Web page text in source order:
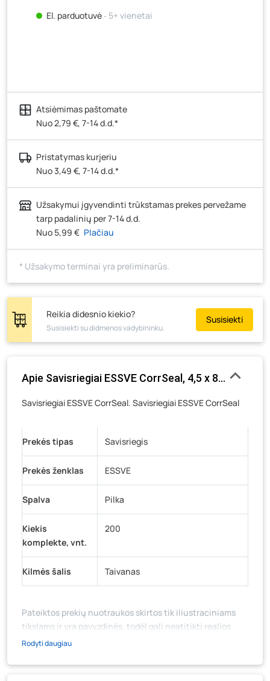
El. parduotuvė‐ 5+ vienetai
Atsiėmimas paštomate
Nuo 2,79 €, 7-14 d.d.*
Pristatymas kurjeriu
Nuo 3,49 €, 7-14 d.d.*
Užsakymui įgyvendinti trūkstamas prekes pervežame
tarp padalinių per 7-14 d.d.
Nuo 5,99 € Plačiau
* Užsakymo terminai yra preliminarūs.
Reikia didesnio kiekio?
Susisiekti su didmenos vadybininku.
Susisiekti
Apie Savisriegiai ESSVE CorrSeal, 4,5 x 85 mm,
Savisriegiai ESSVE CorrSeal. Savisriegiai ESSVE CorrSeal
Prekės tipas Savisriegis
Prekės ženklas ESSVE
Spalva Pilka
Kiekis
komplekte, vnt.
200
Kilmės šalis Taivanas
Pateiktos prekių nuotraukos skirtos tik iliustraciniams
tikslams ir yra pavyzdinės, todėl gali neatitikti realios
prekių ir jų pakuotės išvaizdos, komplektacijos, spalvos ar
aprašymu) yra bendrinio pobūdžio, jame nebūtinai
Rodyti daugiau